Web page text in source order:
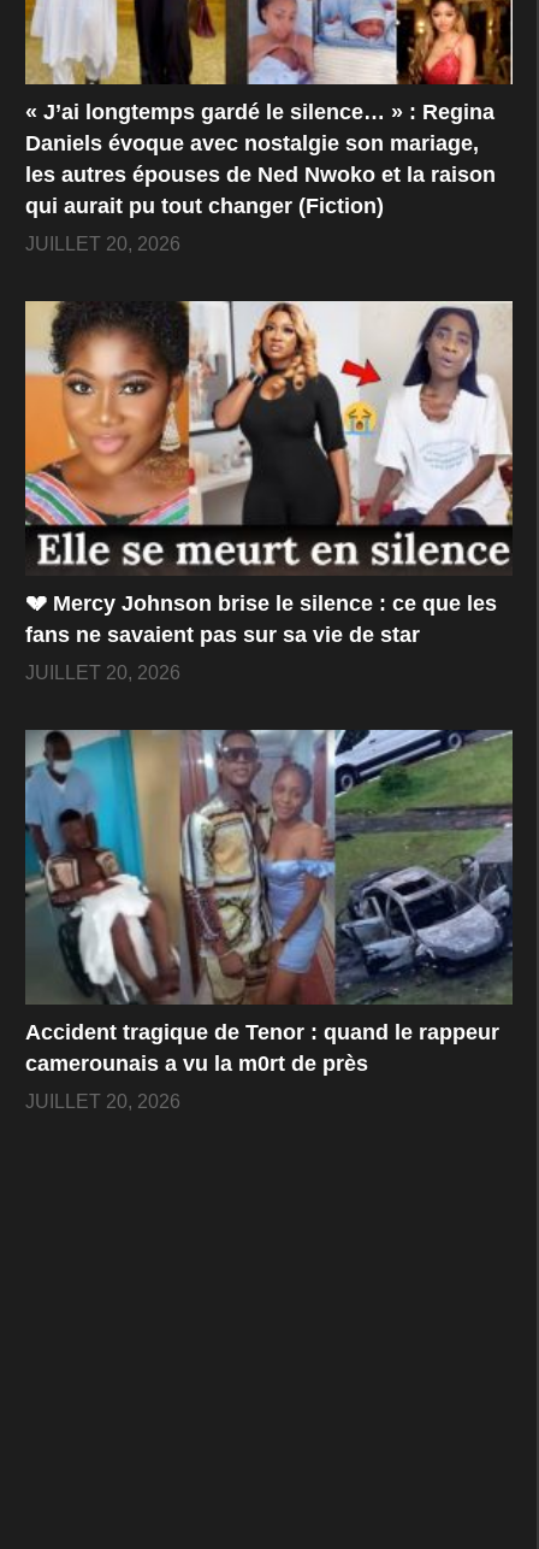
« J’ai longtemps gardé le silence… » : Regina
Daniels évoque avec nostalgie son mariage,
les autres épouses de Ned Nwoko et la raison
qui aurait pu tout changer (Fiction)
JUILLET 20, 2026
💔 Mercy Johnson brise le silence : ce que les
fans ne savaient pas sur sa vie de star
JUILLET 20, 2026
Accident tragique de Tenor : quand le rappeur
camerounais a vu la m0rt de près
JUILLET 20, 2026